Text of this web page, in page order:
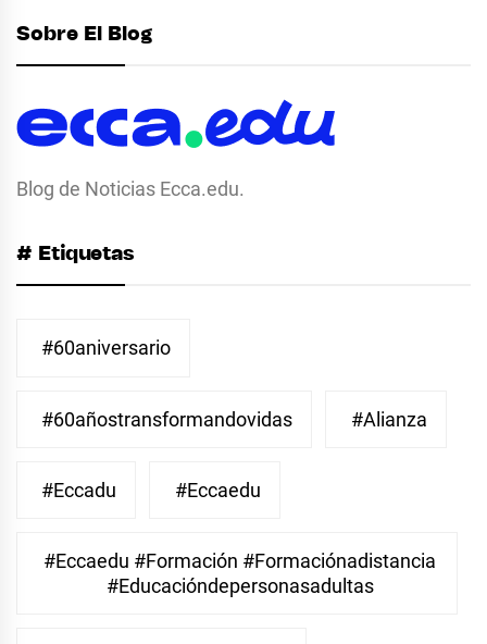
Sobre El Blog
Blog de Noticias Ecca.edu.
# Etiquetas
#60aniversario
#60añostransformandovidas #Alianza
#eccadu #eccaedu
#eccaedu #formación #formaciónadistancia
#educacióndepersonasadultas